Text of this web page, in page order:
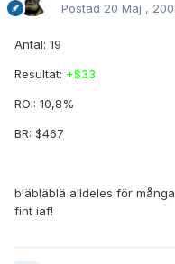
Postad 20 Maj ,
Antal: 19
Resultat: +$33
ROI: 10,8%
BR: $467
bläbläblä alldeles för
fint iaf!